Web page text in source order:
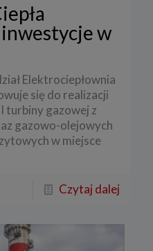
w
Elektrociepłownia
się do realizacji
turbiny gazowej z
gazowo-olejowych
w miejsce
Czytaj dalej